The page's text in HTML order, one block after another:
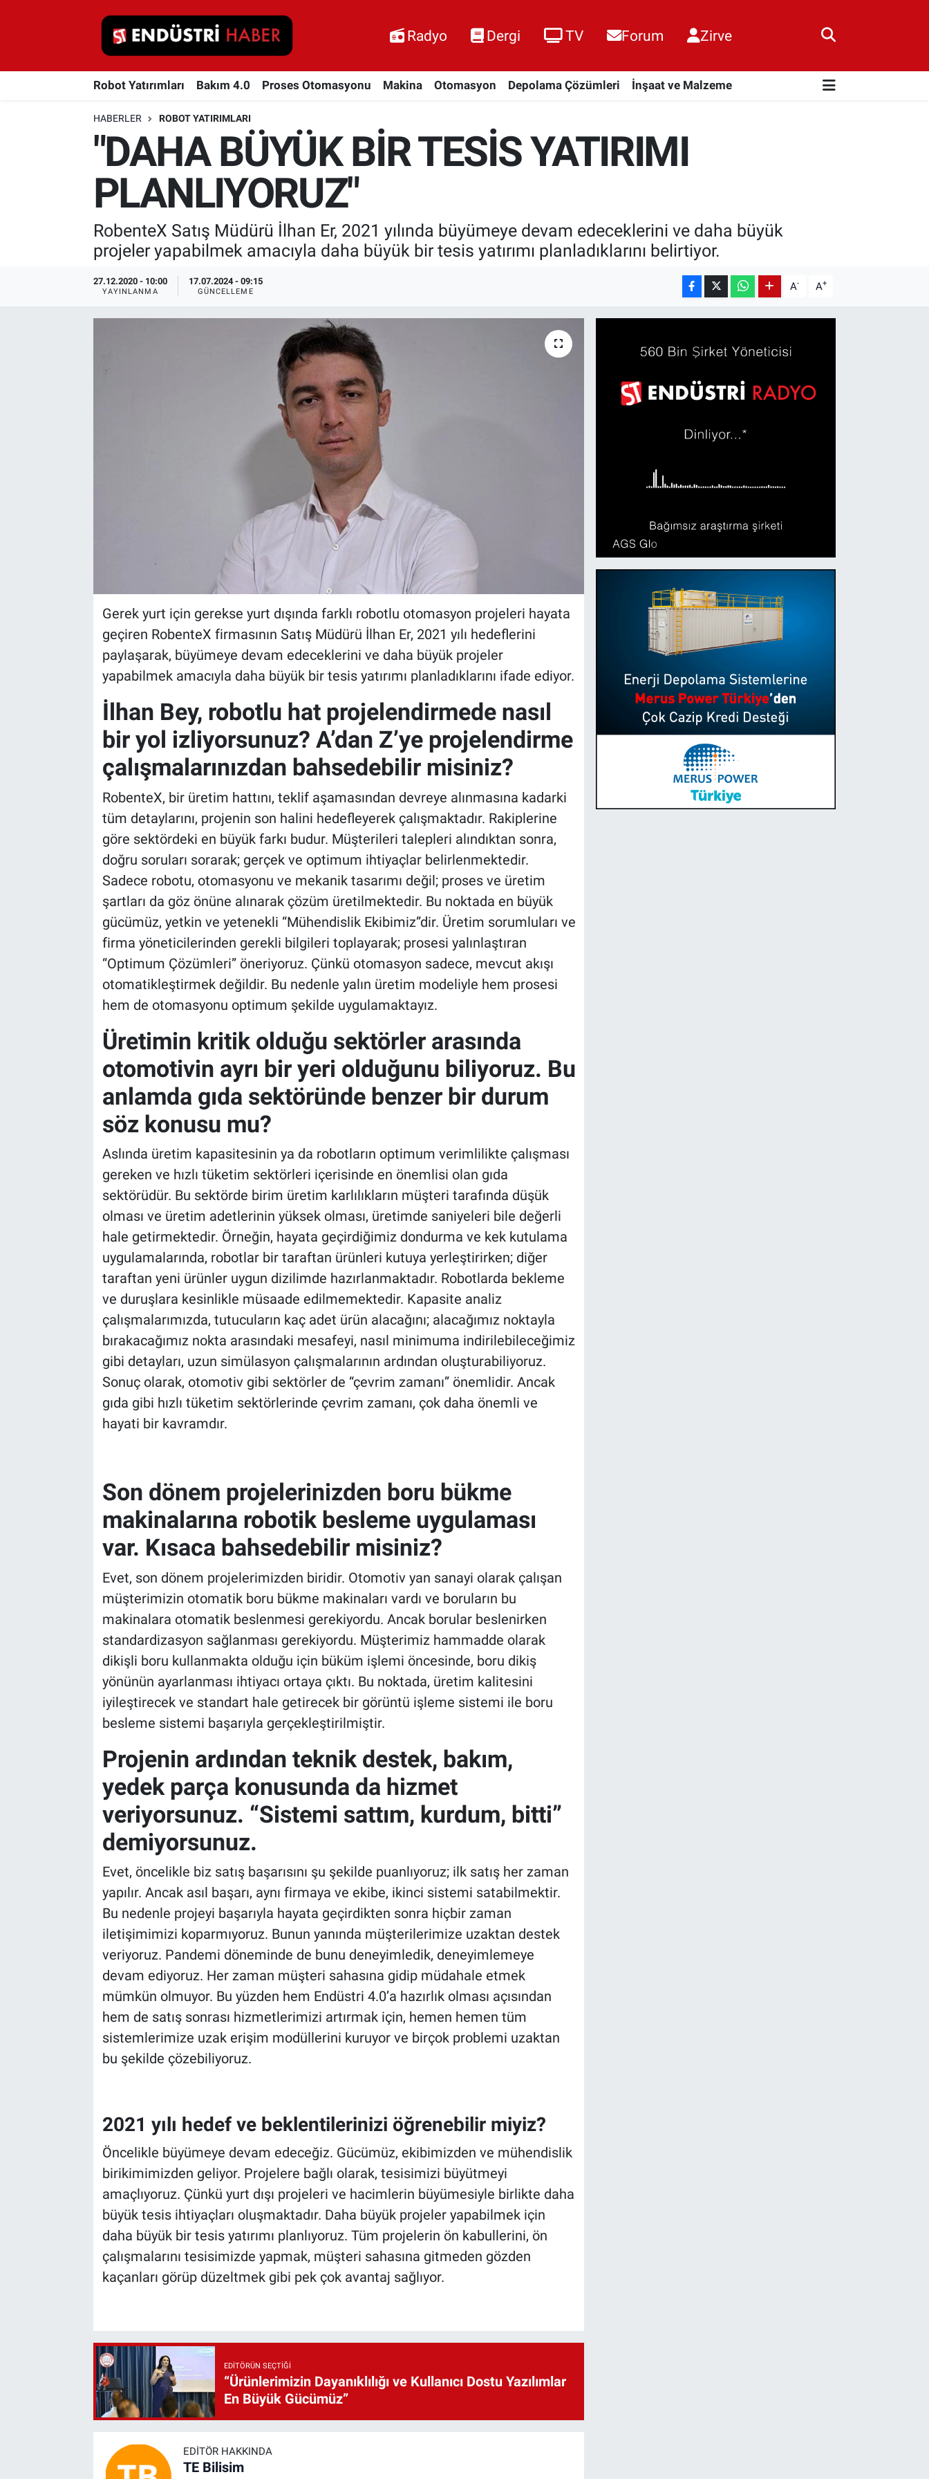
Radyo Dergi TV Forum Zirve
Robot Yatırımları Bakım 4.0 Proses Otomasyonu Makina Otomasyon Depolama Çözümleri İnşaat ve Malzeme
HABERLER ROBOT YATIRIMLARI
"DAHA BÜYÜK BİR TESİS YATIRIMI
PLANLIYORUZ"
RobenteX Satış Müdürü İlhan Er, 2021 yılında büyümeye devam edeceklerini ve daha büyük
projeler yapabilmek amacıyla daha büyük bir tesis yatırımı planladıklarını belirtiyor.
27.12.2020 - 10:00
YAYINLANMA
17.07.2024 - 09:15
GÜNCELLEME A- A+
Gerek yurt için gerekse yurt dışında farklı robotlu otomasyon projeleri hayata
geçiren RobenteX firmasının Satış Müdürü İlhan Er, 2021 yılı hedeflerini
paylaşarak, büyümeye devam edeceklerini ve daha büyük projeler
yapabilmek amacıyla daha büyük bir tesis yatırımı planladıklarını ifade ediyor.
İlhan Bey, robotlu hat projelendirmede nasıl
bir yol izliyorsunuz? A’dan Z’ye projelendirme
çalışmalarınızdan bahsedebilir misiniz?
RobenteX, bir üretim hattını, teklif aşamasından devreye alınmasına kadarki
tüm detaylarını, projenin son halini hedefleyerek çalışmaktadır. Rakiplerine
göre sektördeki en büyük farkı budur. Müşterileri talepleri alındıktan sonra,
doğru soruları sorarak; gerçek ve optimum ihtiyaçlar belirlenmektedir.
Sadece robotu, otomasyonu ve mekanik tasarımı değil; proses ve üretim
şartları da göz önüne alınarak çözüm üretilmektedir. Bu noktada en büyük
gücümüz, yetkin ve yetenekli “Mühendislik Ekibimiz”dir. Üretim sorumluları ve
firma yöneticilerinden gerekli bilgileri toplayarak; prosesi yalınlaştıran
“Optimum Çözümleri” öneriyoruz. Çünkü otomasyon sadece, mevcut akışı
otomatikleştirmek değildir. Bu nedenle yalın üretim modeliyle hem prosesi
hem de otomasyonu optimum şekilde uygulamaktayız.
Üretimin kritik olduğu sektörler arasında
otomotivin ayrı bir yeri olduğunu biliyoruz. Bu
anlamda gıda sektöründe benzer bir durum
söz konusu mu?
Aslında üretim kapasitesinin ya da robotların optimum verimlilikte çalışması
gereken ve hızlı tüketim sektörleri içerisinde en önemlisi olan gıda
sektörüdür. Bu sektörde birim üretim karlılıkların müşteri tarafında düşük
olması ve üretim adetlerinin yüksek olması, üretimde saniyeleri bile değerli
hale getirmektedir. Örneğin, hayata geçirdiğimiz dondurma ve kek kutulama
uygulamalarında, robotlar bir taraftan ürünleri kutuya yerleştirirken; diğer
taraftan yeni ürünler uygun dizilimde hazırlanmaktadır. Robotlarda bekleme
ve duruşlara kesinlikle müsaade edilmemektedir. Kapasite analiz
çalışmalarımızda, tutucuların kaç adet ürün alacağını; alacağımız noktayla
bırakacağımız nokta arasındaki mesafeyi, nasıl minimuma indirilebileceğimiz
gibi detayları, uzun simülasyon çalışmalarının ardından oluşturabiliyoruz.
Sonuç olarak, otomotiv gibi sektörler de “çevrim zamanı” önemlidir. Ancak
gıda gibi hızlı tüketim sektörlerinde çevrim zamanı, çok daha önemli ve
hayati bir kavramdır.
Son dönem projelerinizden boru bükme
makinalarına robotik besleme uygulaması
var. Kısaca bahsedebilir misiniz?
Evet, son dönem projelerimizden biridir. Otomotiv yan sanayi olarak çalışan
müşterimizin otomatik boru bükme makinaları vardı ve boruların bu
makinalara otomatik beslenmesi gerekiyordu. Ancak borular beslenirken
standardizasyon sağlanması gerekiyordu. Müşterimiz hammadde olarak
dikişli boru kullanmakta olduğu için büküm işlemi öncesinde, boru dikiş
yönünün ayarlanması ihtiyacı ortaya çıktı. Bu noktada, üretim kalitesini
iyileştirecek ve standart hale getirecek bir görüntü işleme sistemi ile boru
besleme sistemi başarıyla gerçekleştirilmiştir.
Projenin ardından teknik destek, bakım,
yedek parça konusunda da hizmet
veriyorsunuz. “Sistemi sattım, kurdum, bitti”
demiyorsunuz.
Evet, öncelikle biz satış başarısını şu şekilde puanlıyoruz; ilk satış her zaman
yapılır. Ancak asıl başarı, aynı firmaya ve ekibe, ikinci sistemi satabilmektir.
Bu nedenle projeyi başarıyla hayata geçirdikten sonra hiçbir zaman
iletişimimizi koparmıyoruz. Bunun yanında müşterilerimize uzaktan destek
veriyoruz. Pandemi döneminde de bunu deneyimledik, deneyimlemeye
devam ediyoruz. Her zaman müşteri sahasına gidip müdahale etmek
mümkün olmuyor. Bu yüzden hem Endüstri 4.0’a hazırlık olması açısından
hem de satış sonrası hizmetlerimizi artırmak için, hemen hemen tüm
sistemlerimize uzak erişim modüllerini kuruyor ve birçok problemi uzaktan
bu şekilde çözebiliyoruz.
2021 yılı hedef ve beklentilerinizi öğrenebilir miyiz?
Öncelikle büyümeye devam edeceğiz. Gücümüz, ekibimizden ve mühendislik
birikimimizden geliyor. Projelere bağlı olarak, tesisimizi büyütmeyi
amaçlıyoruz. Çünkü yurt dışı projeleri ve hacimlerin büyümesiyle birlikte daha
büyük tesis ihtiyaçları oluşmaktadır. Daha büyük projeler yapabilmek için
daha büyük bir tesis yatırımı planlıyoruz. Tüm projelerin ön kabullerini, ön
çalışmalarını tesisimizde yapmak, müşteri sahasına gitmeden gözden
kaçanları görüp düzeltmek gibi pek çok avantaj sağlıyor.
EDITÖRÜN SEÇTIĞI
“Ürünlerimizin Dayanıklılığı ve Kullanıcı Dostu Yazılımlar
En Büyük Gücümüz”
EDITÖR HAKKINDA
TE Bilisim
Robot Yatırımları
Proses Otomasyonu
Otomasyon
Depolama Çözümleri
İnşaat ve Malzeme
Enerjisini Üreten Fabrikalar